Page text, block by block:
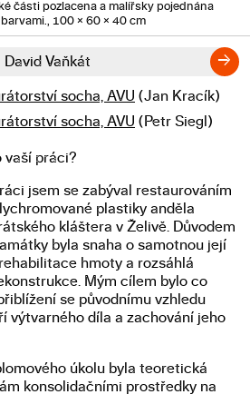
David Vaňkát →
části pozlacena a malířsky pojednána
100 × 60 × 40 cm
socha, AVU (Jan Kracík)
socha, AVU (Petr Siegl)
práce
vaší práci?
jsem se zabýval restaurováním
plastiky anděla
kláštera v Želivě. Důvodem
byla snaha o samotnou její
hmoty a rozsáhlá
Mým cílem bylo co
se původnímu vzhledu
výtvarného díla a zachování jeho
úkolu byla teoretická
konsolidačními prostředky na